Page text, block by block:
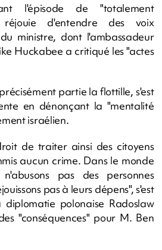
l'épisode de "totalement
réjouie d'entendre des voix
ministre, dont l'ambassadeur
Huckabee a critiqué les "actes
partie la flottille, s'est
en dénonçant la "mentalité
israélien.
de traiter ainsi des citoyens
aucun crime. Dans le monde
pas des personnes
pas à leurs dépens", s'est
polonaise Radoslaw
"conséquences" pour M. Ben